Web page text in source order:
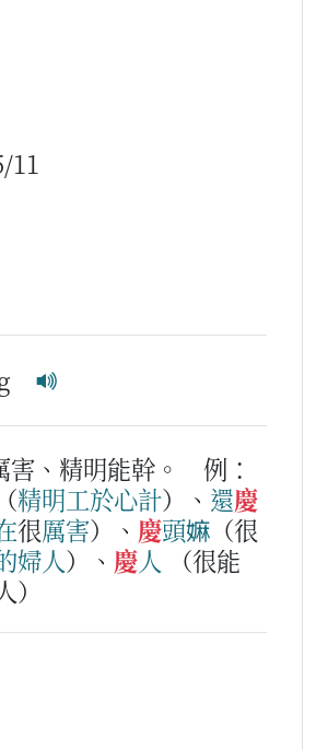
11
害、精明能幹。
例：
精明工於心計）、 還慶
很厲害）、 慶頭嫲 （很
婦人）、 慶人
（很能